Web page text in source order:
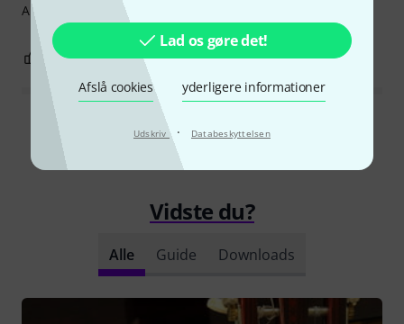
Lad os gøre det!
Afslå cookies yderligere informationer
Udskriv · Databeskyttelsen
Alt i alt er jeg yderst tilfreds og kan varmt anbefale det.
0 ANMELD BEDØMMELSE
Læs alle anmeldelser
Vidste du?
Alle Guide Downloads